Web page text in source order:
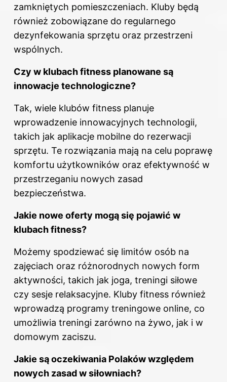
zamkniętych pomieszczeniach. Kluby będą
również zobowiązane do regularnego
dezynfekowania sprzętu oraz przestrzeni
wspólnych.
Czy w klubach fitness planowane są
innowacje technologiczne?
Tak, wiele klubów fitness planuje
wprowadzenie innowacyjnych technologii,
takich jak aplikacje mobilne do rezerwacji
sprzętu. Te rozwiązania mają na celu poprawę
komfortu użytkowników oraz efektywność w
przestrzeganiu nowych zasad
bezpieczeństwa.
Jakie nowe oferty mogą się pojawić w
klubach fitness?
Możemy spodziewać się limitów osób na
zajęciach oraz różnorodnych nowych form
aktywności, takich jak joga, treningi siłowe
czy sesje relaksacyjne. Kluby fitness również
wprowadzą programy treningowe online, co
umożliwia treningi zarówno na żywo, jak i w
domowym zaciszu.
Jakie są oczekiwania Polaków względem
nowych zasad w siłowniach?